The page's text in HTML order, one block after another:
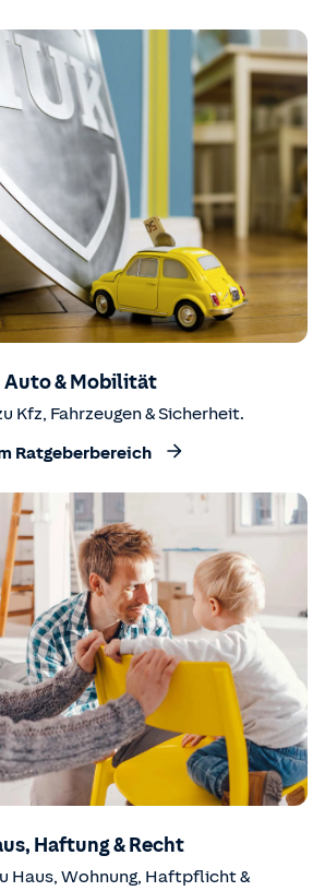
Auto & Mobilität
Kfz, Fahrzeugen & Sicherheit.
Ratgeberbereich
Haftung & Recht
Haus, Wohnung, Haftpflicht &